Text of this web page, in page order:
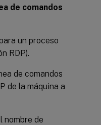
de comandos
un proceso
RDP).
de comandos
de la máquina a
nombre de